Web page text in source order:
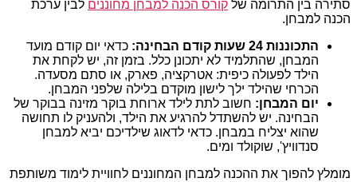
סתירה בין התרומה של קורס הכנה למבחן מחוננים לבין ערכת
הכנה למבחן.
התכוננות 24 שעות קודם הבחינה:
כדאי יום קודם מועד
המבחן, שהתלמיד לא יתכונן כלל. בזמן זה, יש לקחת את
הילד לפעולה כיפית: אטרקציה, פארק, או סתם מסעדה.
הכרחי שהילד ילך לישון מוקדם בלילה שלפני המבחן.
יום המבחן: חשוב לתת לילד ארוחת בוקר מזינה בבוקר של
הבחינה. יש להשתדל להרגיע את הילד, ולהעניק לו תחושה
שהוא יצליח במבחן. כדאי לדאוג שילדיכם יביא למבחן
סנדוויץ', שוקולד ומים.
מומלץ להפוך את ההכנה למבחן המחוננים לחוויית לימוד משותפת